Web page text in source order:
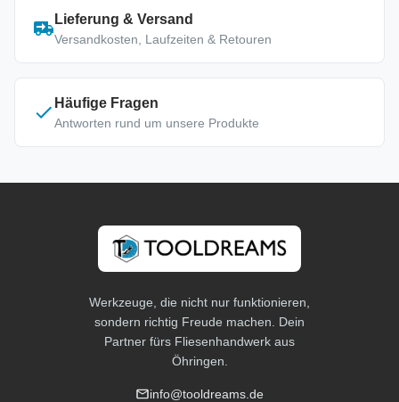
Lieferung & Versand
Versandkosten, Laufzeiten & Retouren
Häufige Fragen
Antworten rund um unsere Produkte
Werkzeuge, die nicht nur funktionieren,
sondern richtig Freude machen. Dein
Partner fürs Fliesenhandwerk aus
Öhringen.
info@tooldreams.de